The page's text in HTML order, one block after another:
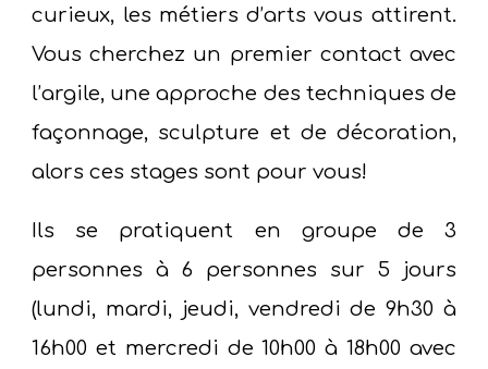
curieux, les métiers d’arts vous attirent.
Vous cherchez un premier contact avec
l’argile, une approche des techniques de
façonnage, sculpture et de décoration,
alors ces stages sont pour vous!
Ils se pratiquent en groupe de 3
personnes à 6 personnes sur 5 jours
(lundi, mardi, jeudi, vendredi de 9h30 à
16h00 et mercredi de 10h00 à 18h00 avec